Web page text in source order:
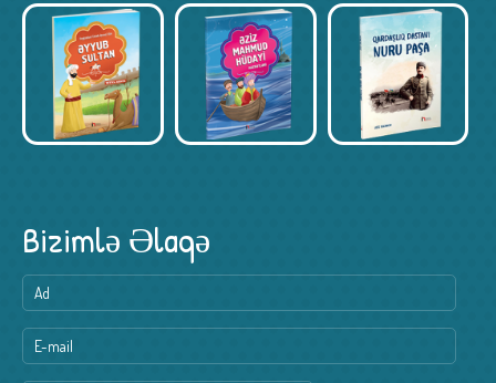
Bizimlə Əlaqə